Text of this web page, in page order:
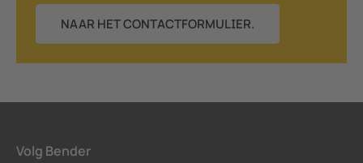
NAAR HET CONTACTFORMULIER.
Volg Bender